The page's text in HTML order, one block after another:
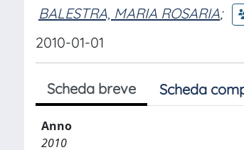
BALESTRA, MARIA ROSARIA;
2010-01-01
Scheda breve Scheda
Anno
2010